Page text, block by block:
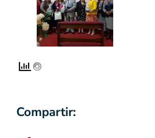
Compartir: